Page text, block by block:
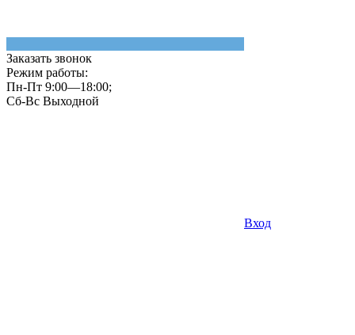
Заказать звонок
Режим работы:
Пн-Пт 9:00—18:00;
Сб-Вс Выходной
Вход